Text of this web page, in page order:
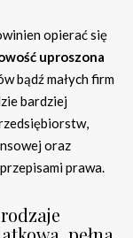
opierać się
uproszona
bądź małych firm
bardziej
oraz
prawa.